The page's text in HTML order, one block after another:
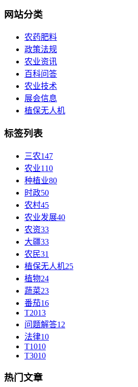
网站分类
农药肥料
政策法规
农业资讯
百科问答
农业技术
展会信息
植保无人机
标签列表
三农147
农业110
种植业80
时政50
农村45
农业发展40
农资33
大疆33
农民31
植保无人机25
植物24
蔬菜23
番茄16
T2013
问题解答12
法律10
T1010
T3010
热门文章